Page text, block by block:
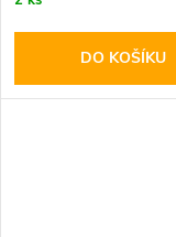
DO KOŠÍKU